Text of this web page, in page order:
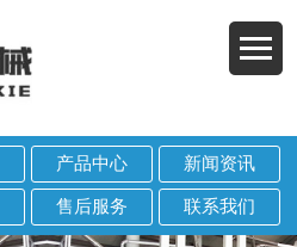
产品中心 新闻资讯
售后服务 联系我们